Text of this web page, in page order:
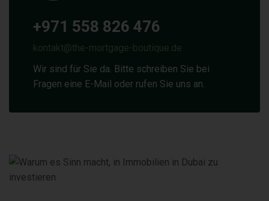
+971 558 826 476
kontakt@the-mortgage-boutique.de
Wir sind für Sie da. Bitte schreiben Sie bei
Fragen eine E-Mail oder rufen Sie uns an.